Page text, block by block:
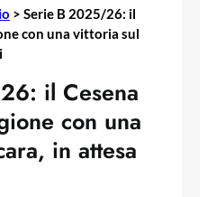
> Serie B 2025/26: il
con una vittoria sul
il Cesena
con una
in attesa